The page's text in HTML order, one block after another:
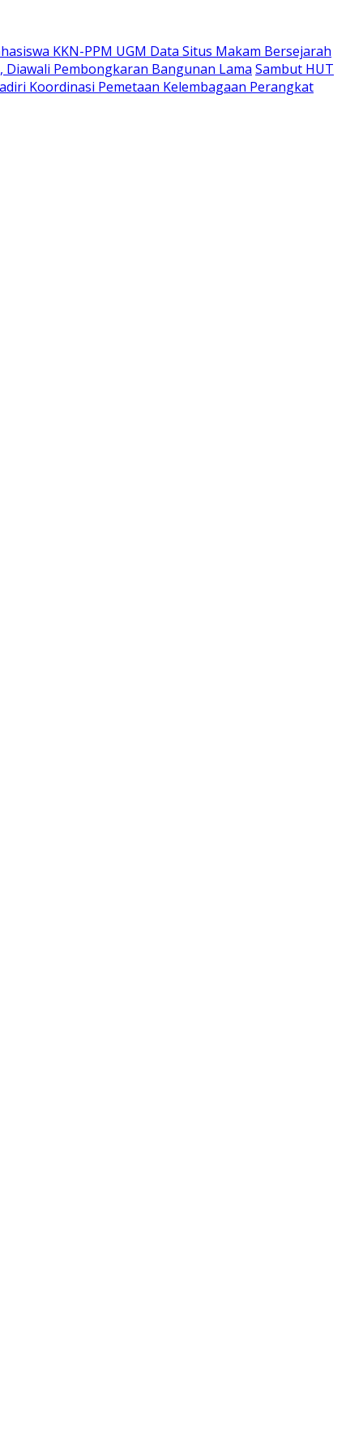
KKN-PPM UGM Data Situs Makam Bersejarah
Diawali Pembongkaran Bangunan Lama Sambut HUT
Koordinasi Pemetaan Kelembagaan Perangkat